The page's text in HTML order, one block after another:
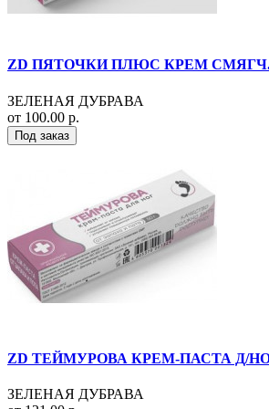
ZD ПЯТОЧКИ ПЛЮС КРЕМ СМЯГЧ.
ЗЕЛЕНАЯ ДУБРАВА
от 100.00 р.
Под заказ
ZD ТЕЙМУРОВА КРЕМ-ПАСТА Д/
ЗЕЛЕНАЯ ДУБРАВА